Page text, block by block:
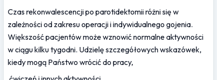
Czas rekonwalescencji po parotidektomii różni się w
zależności od zakresu operacji i indywidualnego gojenia.
Większość pacjentów może wznowić normalne aktywności
w ciągu kilku tygodni. Udzielę szczegółowych wskazówek,
kiedy mogą Państwo wrócić do pracy,